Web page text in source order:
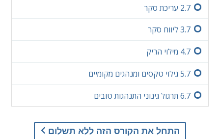
7.‏2 עריכת סקר
7.‏3 ליווח סקר
7.‏4 מילוי הרִיק
7.‏5 גילוי טקסים ומנהגים מקומיים
7.‏6 תרגול גינוני התנהגות טובים
התחל את הקורס הזה ללא תשלום